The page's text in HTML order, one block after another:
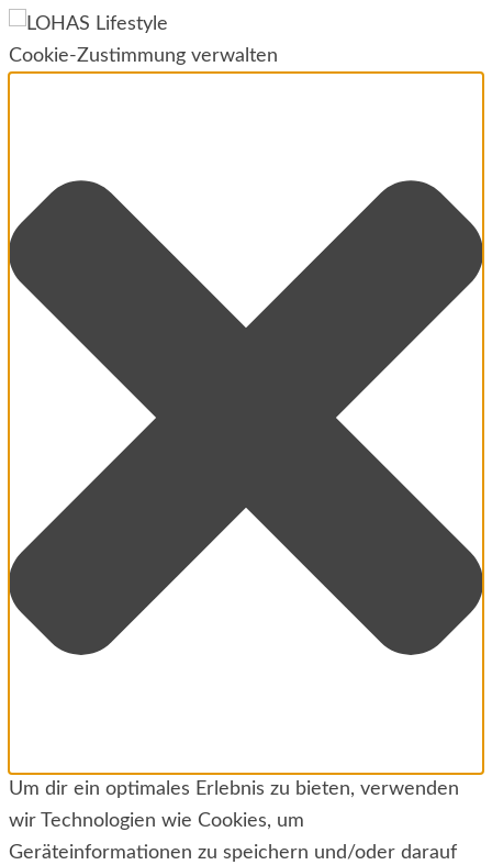
Cookie-Zustimmung verwalten
Um dir ein optimales Erlebnis zu bieten, verwenden
wir Technologien wie Cookies, um
Geräteinformationen zu speichern und/oder darauf